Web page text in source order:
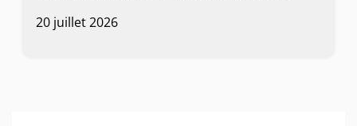
20 juillet 2026